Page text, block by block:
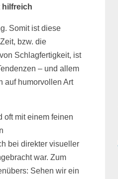
hilfreich
Somit ist diese
bzw. die
Schlagfertigkeit, ist
– und allem
auf humorvollen Art
oft mit einem feinen
bei direkter visueller
war. Zum
Sehen wir ein